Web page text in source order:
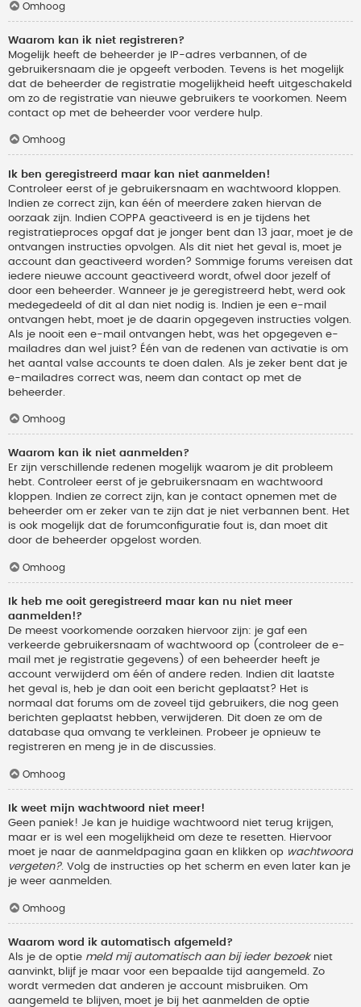
Omhoog
Waarom kan ik niet registreren?
Mogelijk heeft de beheerder je IP-adres verbannen, of de
gebruikersnaam die je opgeeft verboden. Tevens is het mogelijk
dat de beheerder de registratie mogelijkheid heeft uitgeschakeld
om zo de registratie van nieuwe gebruikers te voorkomen. Neem
contact op met de beheerder voor verdere hulp.
Omhoog
Ik ben geregistreerd maar kan niet aanmelden!
Controleer eerst of je gebruikersnaam en wachtwoord kloppen.
Indien ze correct zijn, kan één of meerdere zaken hiervan de
oorzaak zijn. Indien COPPA geactiveerd is en je tijdens het
registratieproces opgaf dat je jonger bent dan 13 jaar, moet je de
ontvangen instructies opvolgen. Als dit niet het geval is, moet je
account dan geactiveerd worden? Sommige forums vereisen dat
iedere nieuwe account geactiveerd wordt, ofwel door jezelf of
door een beheerder. Wanneer je je geregistreerd hebt, werd ook
medegedeeld of dit al dan niet nodig is. Indien je een e-mail
ontvangen hebt, moet je de daarin opgegeven instructies volgen.
Als je nooit een e-mail ontvangen hebt, was het opgegeven e-
mailadres dan wel juist? Één van de redenen van activatie is om
het aantal valse accounts te doen dalen. Als je zeker bent dat je
e-mailadres correct was, neem dan contact op met de
beheerder.
Omhoog
Waarom kan ik niet aanmelden?
Er zijn verschillende redenen mogelijk waarom je dit probleem
hebt. Controleer eerst of je gebruikersnaam en wachtwoord
kloppen. Indien ze correct zijn, kan je contact opnemen met de
beheerder om er zeker van te zijn dat je niet verbannen bent. Het
is ook mogelijk dat de forumconfiguratie fout is, dan moet dit
door de beheerder opgelost worden.
Omhoog
Ik heb me ooit geregistreerd maar kan nu niet meer
aanmelden!?
De meest voorkomende oorzaken hiervoor zijn: je gaf een
verkeerde gebruikersnaam of wachtwoord op (controleer de e-
mail met je registratie gegevens) of een beheerder heeft je
account verwijderd om één of andere reden. Indien dit laatste
het geval is, heb je dan ooit een bericht geplaatst? Het is
normaal dat forums om de zoveel tijd gebruikers, die nog geen
berichten geplaatst hebben, verwijderen. Dit doen ze om de
database qua omvang te verkleinen. Probeer je opnieuw te
registreren en meng je in de discussies.
Omhoog
Ik weet mijn wachtwoord niet meer!
Geen paniek! Je kan je huidige wachtwoord niet terug krijgen,
maar er is wel een mogelijkheid om deze te resetten. Hiervoor
moet je naar de aanmeldpagina gaan en klikken op wachtwoord
vergeten?. Volg de instructies op het scherm en even later kan je
je weer aanmelden.
Omhoog
Waarom word ik automatisch afgemeld?
Als je de optie meld mij automatisch aan bij ieder bezoekniet
aanvinkt, blijf je maar voor een bepaalde tijd aangemeld. Zo
wordt vermeden dat anderen je account misbruiken. Om
aangemeld te blijven, moet je bij het aanmelden de optie